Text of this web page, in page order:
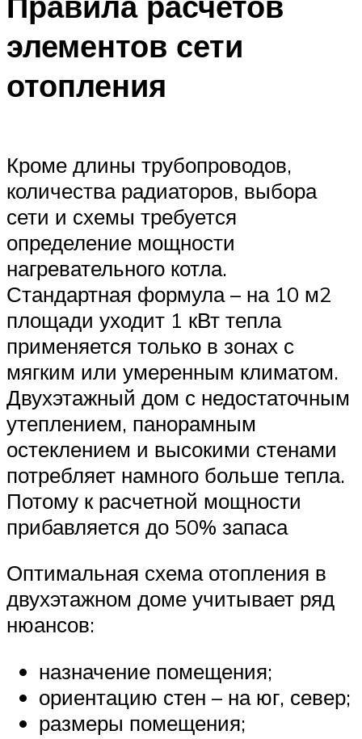
элементов сети
отопления
Кроме длины трубопроводов,
количества радиаторов, выбора
сети и схемы требуется
определение мощности
нагревательного котла.
Стандартная формула – на 10 м2
площади уходит 1 кВт тепла
применяется только в зонах с
мягким или умеренным климатом.
Двухэтажный дом с недостаточным
утеплением, панорамным
остеклением и высокими стенами
потребляет намного больше тепла.
Потому к расчетной мощности
прибавляется до 50% запаса
Оптимальная схема отопления в
двухэтажном доме учитывает ряд
нюансов:
назначение помещения;
ориентацию стен – на юг, север;
размеры помещения;